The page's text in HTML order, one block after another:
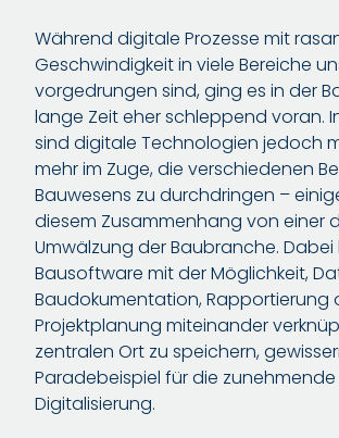
Während digitale Prozesse mit
Geschwindigkeit in viele Bereiche
vorgedrungen sind, ging es in der
lange Zeit eher schleppend voran.
sind digitale Technologien jedoch
mehr im Zuge, die verschiedenen
Bauwesens zu durchdringen –
diesem Zusammenhang von einer
Umwälzung der Baubranche.
Bausoftware mit der Möglichkeit,
Baudokumentation, Rapportierung
Projektplanung miteinander
zentralen Ort zu speichern,
Paradebeispiel für die zunehmende
Digitalisierung.